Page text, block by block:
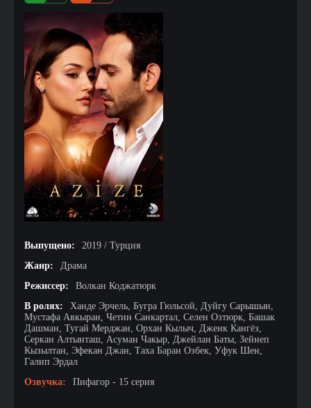
Выпущено:
2019 / Турция
Жанр:
Драма
Режиссер:
Волкан Коджатюрк
В ролях:
Ханде Эрчель, Бугра Гюльсой, Дуйгу Сарышын,
Мустафа Авкыран, Четин Санкартал, Селен Озтюрк, Башак
Дашман, Тугай Мерджан, Орхан Кылыч, Дженк Кангёз,
Серкан Алтынташ, Асуман Чакыр, Джейлан Баты, Зейнеп
Кызылтан, Эфекан Джан, Таха Баран Озбек, Уфук Шен,
Галип Эрдал
Озвучка:
Пифагор - 15 серия